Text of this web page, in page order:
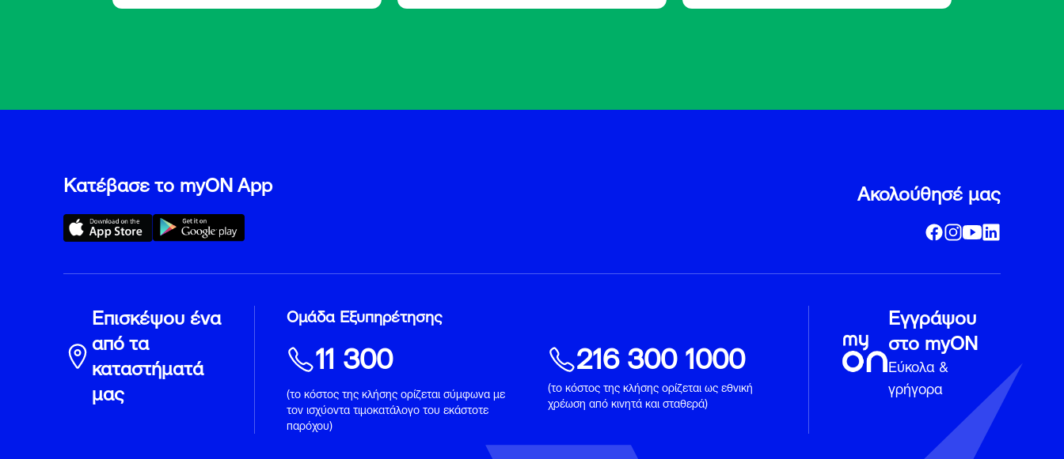
Κατέβασε το myON App Ακολούθησέ μας
Επισκέψου ένα
από τα
καταστήματά
μας
Ομάδα Εξυπηρέτησης
11 300
(το κόστος της κλήσης ορίζεται σύμφωνα με
τον ισχύοντα τιμοκατάλογο του εκάστοτε
παρόχου)
216 300 1000
(το κόστος της κλήσης ορίζεται ως εθνική
χρέωση από κινητά και σταθερά)
Εγγράψου
στο myON
Εύκολα &
γρήγορα